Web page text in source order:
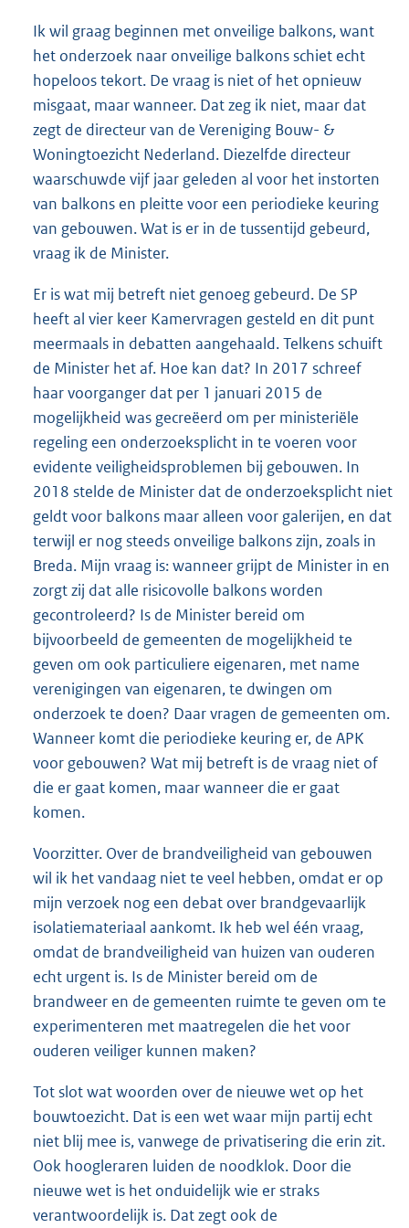
Ik wil graag beginnen met onveilige balkons, want
het onderzoek naar onveilige balkons schiet echt
hopeloos tekort. De vraag is niet of het opnieuw
misgaat, maar wanneer. Dat zeg ik niet, maar dat
zegt de directeur van de Vereniging Bouw- &
Woningtoezicht Nederland. Diezelfde directeur
waarschuwde vijf jaar geleden al voor het instorten
van balkons en pleitte voor een periodieke keuring
van gebouwen. Wat is er in de tussentijd gebeurd,
vraag ik de Minister.
Er is wat mij betreft niet genoeg gebeurd. De SP
heeft al vier keer Kamervragen gesteld en dit punt
meermaals in debatten aangehaald. Telkens schuift
de Minister het af. Hoe kan dat? In 2017 schreef
haar voorganger dat per 1 januari 2015 de
mogelijkheid was gecreëerd om per ministeriële
regeling een onderzoeksplicht in te voeren voor
evidente veiligheidsproblemen bij gebouwen. In
2018 stelde de Minister dat de onderzoeksplicht niet
geldt voor balkons maar alleen voor galerijen, en dat
terwijl er nog steeds onveilige balkons zijn, zoals in
Breda. Mijn vraag is: wanneer grijpt de Minister in en
zorgt zij dat alle risicovolle balkons worden
gecontroleerd? Is de Minister bereid om
bijvoorbeeld de gemeenten de mogelijkheid te
geven om ook particuliere eigenaren, met name
verenigingen van eigenaren, te dwingen om
onderzoek te doen? Daar vragen de gemeenten om.
Wanneer komt die periodieke keuring er, de APK
voor gebouwen? Wat mij betreft is de vraag niet of
die er gaat komen, maar wanneer die er gaat
komen.
Voorzitter. Over de brandveiligheid van gebouwen
wil ik het vandaag niet te veel hebben, omdat er op
mijn verzoek nog een debat over brandgevaarlijk
isolatiemateriaal aankomt. Ik heb wel één vraag,
omdat de brandveiligheid van huizen van ouderen
echt urgent is. Is de Minister bereid om de
brandweer en de gemeenten ruimte te geven om te
experimenteren met maatregelen die het voor
ouderen veiliger kunnen maken?
Tot slot wat woorden over de nieuwe wet op het
bouwtoezicht. Dat is een wet waar mijn partij echt
niet blij mee is, vanwege de privatisering die erin zit.
Ook hoogleraren luiden de noodklok. Door die
nieuwe wet is het onduidelijk wie er straks
verantwoordelijk is. Dat zegt ook de